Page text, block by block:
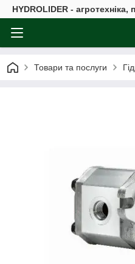
HYDROLIDER -
Товари та послуги